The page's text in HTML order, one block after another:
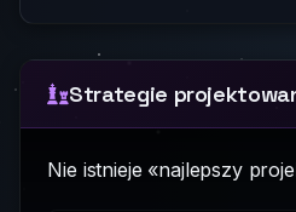
Strategie
Nie istnieje «najlepszy